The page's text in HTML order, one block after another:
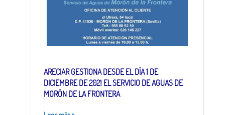
ARECIAR GESTIONA DESDE EL DÍA 1 DE
DICIEMBRE DE 2021 EL SERVICIO DE AGUAS DE
MORÓN DE LA FRONTERA